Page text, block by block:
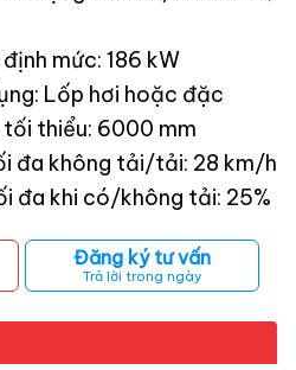
mức: 186 kW
Lốp hơi hoặc đặc
thiểu: 6000 mm
đa không tải/tải: 28 km/h
đa khi có/không tải: 25%
Đăng ký tư vấn
Trả lời trong ngày